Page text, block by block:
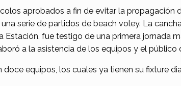
aprobados a fin de evitar la propagación
serie de partidos de beach voley. La
Estación, fue testigo de una primera jornada
a la asistencia de los equipos y el público
doce equipos, los cuales ya tienen su fixture